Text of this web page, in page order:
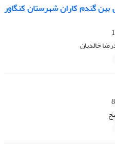
بین گندم کاران شهرستان کنگاور
خالدیان